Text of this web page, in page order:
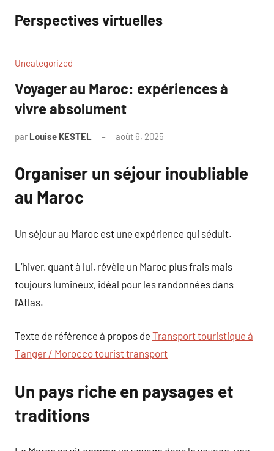
contenu
Perspectives virtuelles
Uncategorized
Voyager au Maroc: expériences à
vivre absolument
par Louise KESTEL août 6, 2025
Organiser un séjour inoubliable
au Maroc
Un séjour au Maroc est une expérience qui séduit.
L’hiver, quant à lui, révèle un Maroc plus frais mais
toujours lumineux, idéal pour les randonnées dans
l’Atlas.
Texte de référence à propos de Transport touristique à
Tanger / Morocco tourist transport
Un pays riche en paysages et
traditions